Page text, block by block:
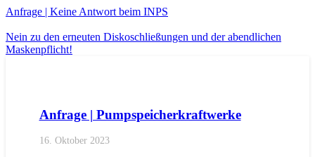
Anfrage | Keine Antwort beim INPS
Nein zu den erneuten Diskoschließungen und der abendlichen
Maskenpflicht!
Anfrage | Pumpspeicherkraftwerke
16. Oktober 2023